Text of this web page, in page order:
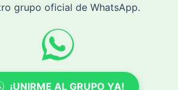
grupo oficial de WhatsApp.
¡UNIRME AL GRUPO YA!